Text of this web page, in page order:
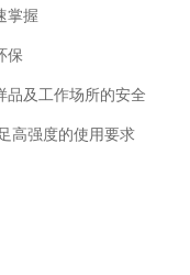
掌握
保
品及工作场所的安全
高强度的使用要求